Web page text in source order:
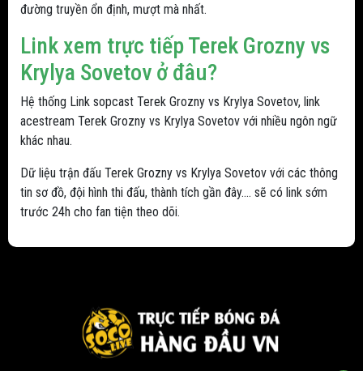
đường truyền ổn định, mượt mà nhất.
Link xem trực tiếp Terek Grozny vs
Krylya Sovetov ở đâu?
Hệ thống Link sopcast Terek Grozny vs Krylya Sovetov, link
acestream Terek Grozny vs Krylya Sovetov với nhiều ngôn ngữ
khác nhau.
Dữ liệu trận đấu Terek Grozny vs Krylya Sovetov với các thông
tin sơ đồ, đội hình thi đấu, thành tích gần đây.... sẽ có link sớm
trước 24h cho fan tiện theo dõi.